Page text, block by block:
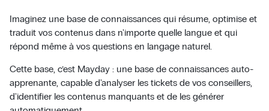
Imaginez une base de connaissances qui résume, optimise et
traduit vos contenus dans n'importe quelle langue et qui
répond même à vos questions en langage naturel.
Cette base, c’est Mayday : une base de connaissances auto-
apprenante, capable d'analyser les tickets de vos conseillers,
d'identifier les contenus manquants et de les générer